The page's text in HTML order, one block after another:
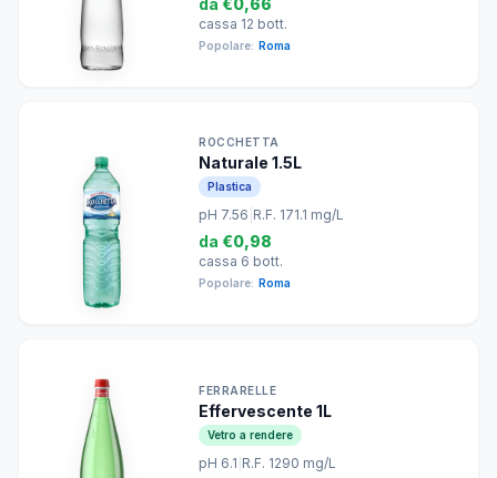
da €0,66
cassa 12 bott.
Popolare: Roma
ROCCHETTA
Naturale 1.5L
Plastica
pH 7.56 R.F. 171.1 mg/L
da €0,98
cassa 6 bott.
Popolare: Roma
FERRARELLE
Effervescente 1L
Vetro a rendere
pH 6.1 R.F. 1290 mg/L